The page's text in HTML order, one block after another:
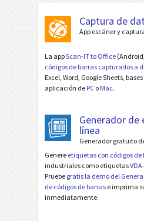
Captura de
App escáner y
La appScan-IT to Office
códigos de barras capturados a
Excel, Word, Google Sheets,
aplicación de PC o Mac.
Generador de
línea
Generador gratuito
Genere etiquetas con códigos de
industriales como etiquetasVDA
Pruebe gratis la demo del
de códigos de barras e imprima
inmediatamente.